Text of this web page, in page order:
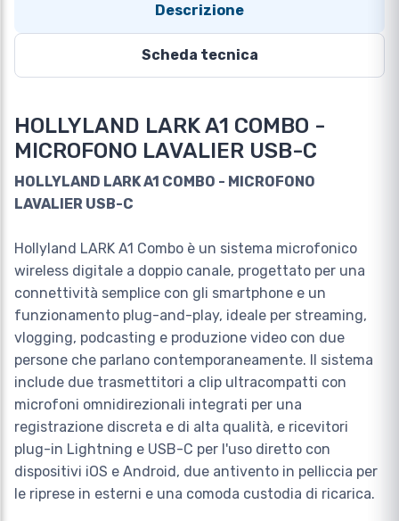
Descrizione
Scheda tecnica
HOLLYLAND LARK A1 COMBO -
MICROFONO LAVALIER USB-C
HOLLYLAND LARK A1 COMBO - MICROFONO
LAVALIER USB-C
Hollyland LARK A1 Combo è un sistema microfonico
wireless digitale a doppio canale, progettato per una
connettività semplice con gli smartphone e un
funzionamento plug-and-play, ideale per streaming,
vlogging, podcasting e produzione video con due
persone che parlano contemporaneamente. Il sistema
include due trasmettitori a clip ultracompatti con
microfoni omnidirezionali integrati per una
registrazione discreta e di alta qualità, e ricevitori
plug-in Lightning e USB-C per l'uso diretto con
dispositivi iOS e Android, due antivento in pelliccia per
le riprese in esterni e una comoda custodia di ricarica.